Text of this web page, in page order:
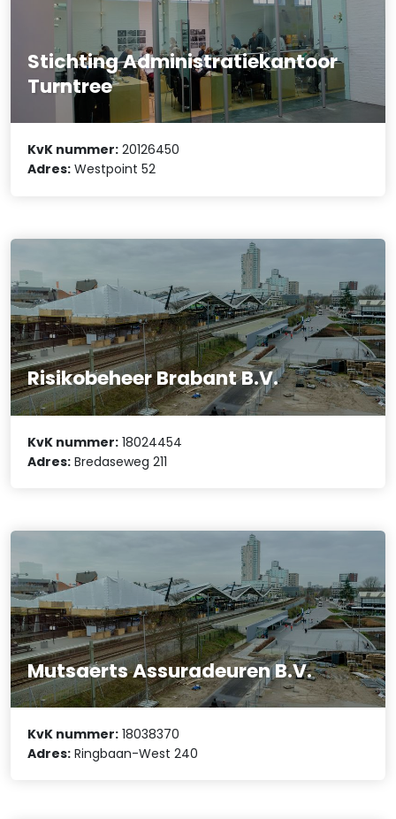
Stichting Administratiekantoor
Turntree
KvK nummer: 20126450
Adres: Westpoint 52
Risikobeheer Brabant B.V.
KvK nummer: 18024454
Adres: Bredaseweg 211
Mutsaerts Assuradeuren B.V.
KvK nummer: 18038370
Adres: Ringbaan-West 240